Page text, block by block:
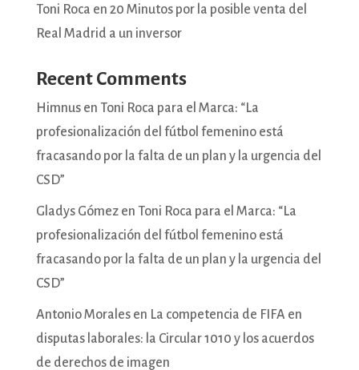
Toni Roca en 20 Minutos por la posible venta del
Real Madrid a un inversor
Recent Comments
Himnusen Toni Roca para el Marca: “La
profesionalización del fútbol femenino está
fracasando por la falta de un plan y la urgencia del
CSD”
Gladys Gómezen Toni Roca para el Marca: “La
profesionalización del fútbol femenino está
fracasando por la falta de un plan y la urgencia del
CSD”
Antonio Moralesen La competencia de FIFA en
disputas laborales: la Circular 1010 y los acuerdos
de derechos de imagen